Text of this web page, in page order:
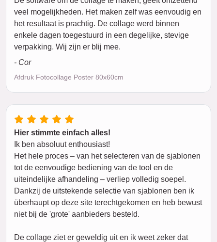
veel mogelijkheden. Het maken zelf was eenvoudig en
het resultaat is prachtig. De collage werd binnen
enkele dagen toegestuurd in een degelijke, stevige
verpakking. Wij zijn er blij mee.
- Cor
Afdruk Fotocollage Poster 80x60cm
Hier stimmte einfach alles!
Ik ben absoluut enthousiast!
Het hele proces – van het selecteren van de sjablonen
tot de eenvoudige bediening van de tool en de
uiteindelijke afhandeling – verliep volledig soepel.
Dankzij de uitstekende selectie van sjablonen ben ik
überhaupt op deze site terechtgekomen en heb bewust
niet bij de 'grote' aanbieders besteld.
De collage ziet er geweldig uit en ik weet zeker dat